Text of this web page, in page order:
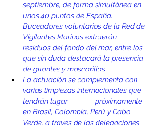
septiembre, de forma simultánea en
unos 40 puntos de España.
Buceadores voluntarios de la Red de
Vigilantes Marinos extraerán
residuos del fondo del mar, entre los
que sin duda destacará la presencia
de guantes y mascarillas.
La actuación se complementa con
varias limpiezas internacionales que
tendrán lugar              próximamente
en Brasil, Colombia, Perú y Cabo
Verde, a través de las delegaciones